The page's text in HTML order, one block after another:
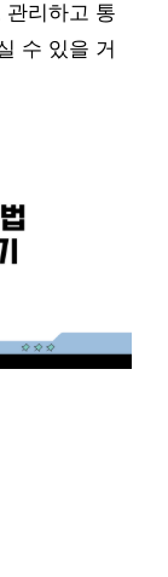
관리하고 통
수 있을 거